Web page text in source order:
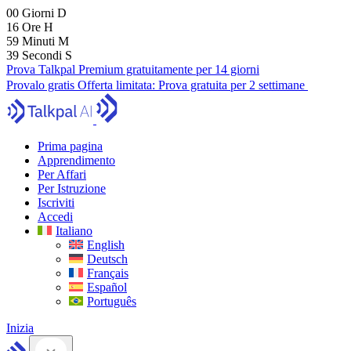
00 Giorni D
16 Ore H
59 Minuti M
38 Secondi S
Prova Talkpal Premium gratuitamente per 14 giorni
Provalo gratis Offerta limitata: Prova gratuita per 2 settimane
Prima pagina
Apprendimento
Per Affari
Per Istruzione
Iscriviti
Accedi
Italiano
English
Deutsch
Français
Español
Português
Inizia